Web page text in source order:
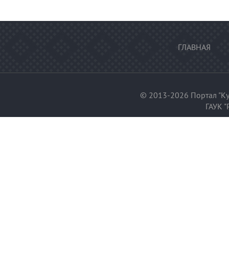
ГЛАВНАЯ
© 2013-2026 Портал
ГАУК